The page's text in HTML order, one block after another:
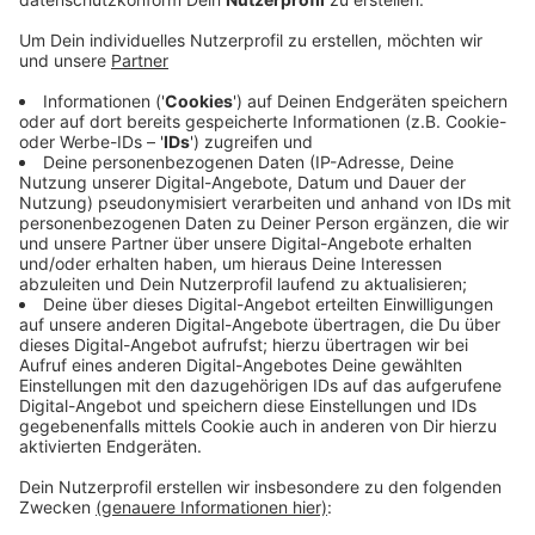
geplant.
Veröffentlicht:Samstag, 13.07.2019 09:00
Anzeige
Die Veranstaltung startet um 11 Uhr am Heumarkt.
Das Wülfrather Werk von Knorr-Bremse wird
geschlossen - und zwar bis zum kommenden Jahr, wie
die Unternehmensspitze angekündigt hatte. Sie
begründet das "Aus" des Wülfrather Standorts mit
einem Großauftrag, der unterwartet früh ausgelaufen
ist. Betroffen sind im Wülfrather Werk insgesamt rund
350 Mitarbeiter.
Anzeige